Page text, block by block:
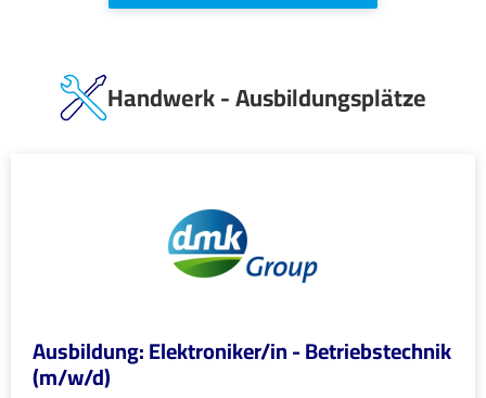
Handwerk - Ausbildungsplätze
Ausbildung: Elektroniker/in - Betriebstechnik
(m/w/d)